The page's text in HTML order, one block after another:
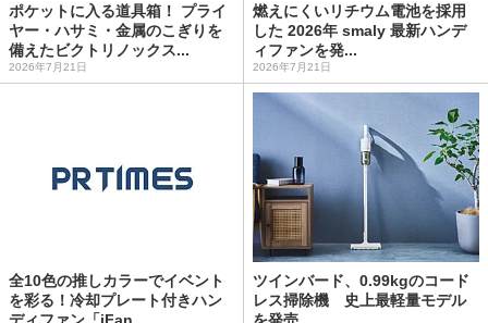
ポケットに入る道具箱！ プライ
ヤー・ハサミ・金属のこぎりを
備えたビクトリノックス...
2026年7月21日
燃えにくいリチウム電池を採用
した 2026年 smaly 最新ハンデ
ィファンを発...
2026年7月21日
全10色の推しカラーでイベント
を彩る！冷却プレート付きハン
ディファン「iFan ...
ツインバード、0.99kgのコード
レス掃除機 史上最軽量モデル
を発売